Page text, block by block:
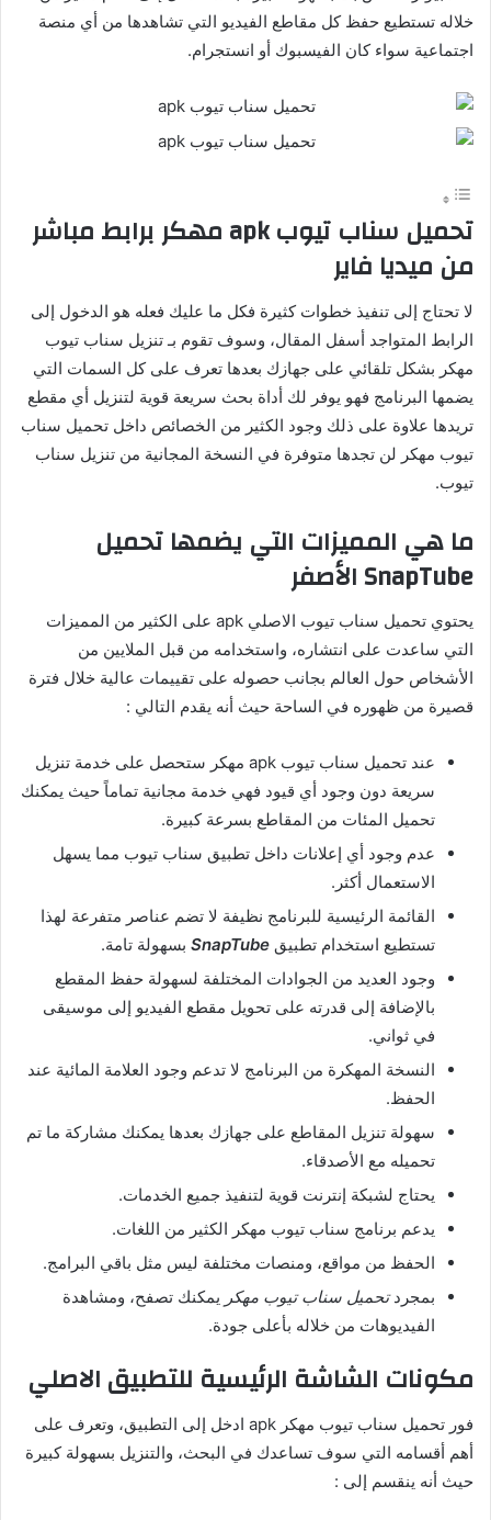
خلاله تستطيع حفظ كل مقاطع الفيديو التي تشاهدها من أي منصة
اجتماعية سواء كان الفيسبوك أو انستجرام.
تحميل سناب تيوب apk مهكر برابط مباشر
من ميديا فاير
لا تحتاج إلى تنفيذ خطوات كثيرة فكل ما عليك فعله هو الدخول إلى
الرابط المتواجد أسفل المقال، وسوف تقوم بـ تنزيل سناب تيوب
مهكر بشكل تلقائي على جهازك بعدها تعرف على كل السمات التي
يضمها البرنامج فهو يوفر لك أداة بحث سريعة قوية لتنزيل أي مقطع
تريدها علاوة على ذلك وجود الكثير من الخصائص داخل تحميل سناب
تيوب مهكر لن تجدها متوفرة في النسخة المجانية من تنزيل سناب
تيوب.
ما هي المميزات التي يضمها تحميل
SnapTubeالأصفر
يحتوي تحميل سناب تيوب الاصلي apk على الكثير من المميزات
التي ساعدت على انتشاره، واستخدامه من قبل الملايين من
الأشخاص حول العالم بجانب حصوله على تقييمات عالية خلال فترة
قصيرة من ظهوره في الساحة حيث أنه يقدم التالي :
عند تحميل سناب تيوب apk مهكر ستحصل على خدمة تنزيل
سريعة دون وجود أي قيود فهي خدمة مجانية تماماً حيث يمكنك
تحميل المئات من المقاطع بسرعة كبيرة.
عدم وجود أي إعلانات داخل تطبيق سناب تيوب مما يسهل
الاستعمال أكثر.
القائمة الرئيسية للبرنامج نظيفة لا تضم عناصر متفرعة لهذا
تستطيع استخدام تطبيق SnapTube بسهولة تامة.
وجود العديد من الجوادات المختلفة لسهولة حفظ المقطع
بالإضافة إلى قدرته على تحويل مقطع الفيديو إلى موسيقى
في ثواني.
النسخة المهكرة من البرنامج لا تدعم وجود العلامة المائية عند
الحفظ.
سهولة تنزيل المقاطع على جهازك بعدها يمكنك مشاركة ما تم
تحميله مع الأصدقاء.
يحتاج لشبكة إنترنت قوية لتنفيذ جميع الخدمات.
يدعم برنامج سناب تيوب مهكر الكثير من اللغات.
الحفظ من مواقع، ومنصات مختلفة ليس مثل باقي البرامج.
بمجردتحميل سناب تيوب مهكر يمكنك تصفح، ومشاهدة
الفيديوهات من خلاله بأعلى جودة.
مكونات الشاشة الرئيسية للتطبيق الاصلي
فور تحميل سناب تيوب مهكر apk ادخل إلى التطبيق، وتعرف على
أهم أقسامه التي سوف تساعدك في البحث، والتنزيل بسهولة كبيرة
حيث أنه ينقسم إلى :